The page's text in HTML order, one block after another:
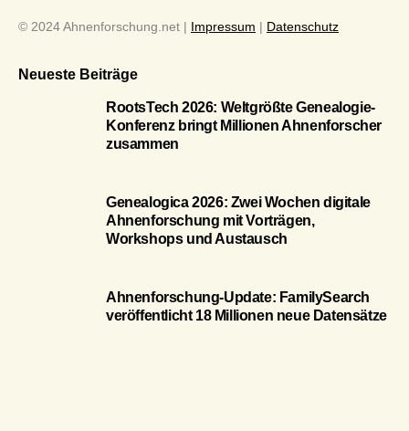
© 2024 Ahnenforschung.net | Impressum | Datenschutz
Neueste Beiträge
RootsTech 2026: Weltgrößte Genealogie-
Konferenz bringt Millionen Ahnenforscher
zusammen
Genealogica 2026: Zwei Wochen digitale
Ahnenforschung mit Vorträgen,
Workshops und Austausch
Ahnenforschung-Update: FamilySearch
veröffentlicht 18 Millionen neue Datensätze